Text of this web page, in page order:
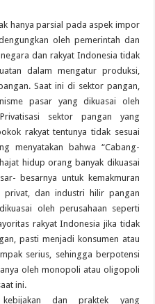
hanya parsial pada aspek impor
oleh pemerintah dan
dan rakyat Indonesia tidak
dalam mengatur produksi,
Saat ini di sektor pangan,
pasar yang dikuasai oleh
sektor pangan yang
rakyat tentunya tidak sesuai
menyatakan bahwa “Cabang-
hidup orang banyak dikuasai
besarnya untuk kemakmuran
privat, dan industri hilir pangan
oleh perusahaan seperti
rakyat Indonesia jika tidak
pasti menjadi konsumen atau
serius, sehingga berpotensi
oleh monopoli atau oligopoli
ini.
dan praktek yang